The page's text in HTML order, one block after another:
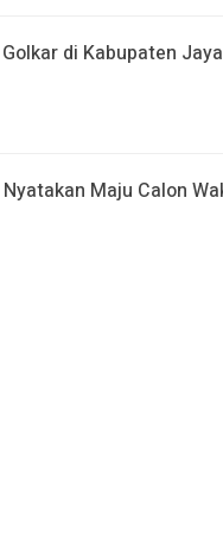
di Kabupaten
Maju Calon